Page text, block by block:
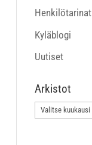
Henkilötarinat
Kyläblogi
Uutiset
Arkistot
Arkistot